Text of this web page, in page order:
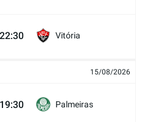
22:30 Vitória
15/08/2026
19:30 Palmeiras